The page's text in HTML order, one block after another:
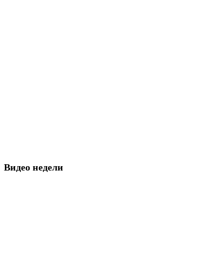
Видео недели